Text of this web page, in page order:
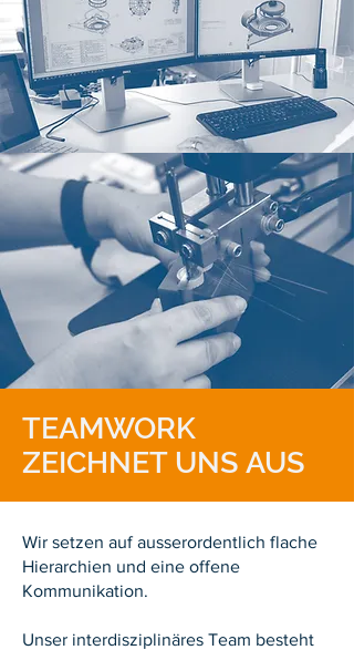
TEAMWORK
ZEICHNET UNS AUS
Wir setzen auf ausserordentlich flache
Hierarchien und eine offene
Kommunikation.
Unser interdisziplinäres Team besteht